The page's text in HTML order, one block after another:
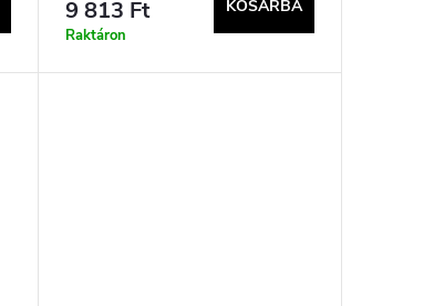
9 813 Ft
Raktáron
KOSÁRBA